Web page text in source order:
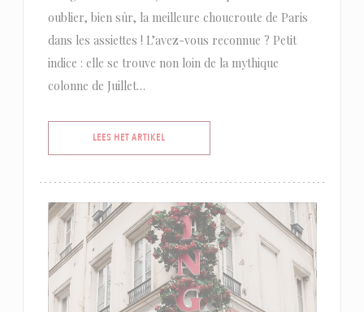
oublier, bien sûr, la meilleure choucroute de Paris
dans les assiettes ! L’avez-vous reconnue ? Petit
indice : elle se trouve non loin de la mythique
colonne de Juillet…
LEES HET ARTIKEL((OPENT IN EEN NIEUW VENSTER))